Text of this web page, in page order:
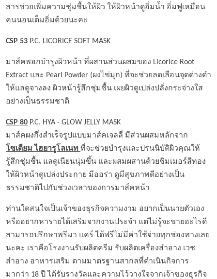
สารช่วยเพิ่มความชุ่มชื้นให้ผิว ให้ผิวหน้าดูอิ่มน้ำ อิ่มฟูเหมือน
คนนอนเต็มอิ่มด้วยนะคะ
CSP 53 P.C. LICORICE SOFT MASK
มาส์คพอกบำรุงผิวหน้า ที่ผสานส่วนผสมของ Licorice Root
Extract และ Pearl Powder (ผงไข่มุก) ที่จะช่วยลดเลือนจุดด่างดำ
ให้แลดูจางลง ผิวหน้ารู้สึกชุ่มชื้น เผยผิวดูเปล่งปลั่งกระจ่างใส
อย่างเป็นธรรมชาติ
CSP 80 P.C. HYA - GLOW JELLY MASK
มาส์คผงกึ่งสำเร็จรูปแบบมาส์คเจลลี่ มีส่วนผสมหลักจาก
โซเดียม ไฮยารูโลเนท ที่จะช่วยบำรุงและปรนนิบัติผิวคุณให้
รู้สึกชุ่มชื้น แลดูเนียนนุ่มขึ้น และผสมผสานด้วยชิมเมอร์สีทอง
ให้ผิวหน้าดูเปล่งประกาย มีออร่า ดูมีสุขภาพดีอย่างเป็น
ธรรมชาติไปกับช่วงเวลาของการมาส์คหน้า
ท่านใดสนใจเป็นเจ้าของธุรกิจความงาม อยากเป็นนายตัวเอง
หรืออยากหารายได้เสริมจากงานประจำ แต่ไม่รู้จะขายอะไรดี
สามารถปรึกษาพรีมา แคร์ ได้ฟรีไม่มีค่าใช้จ่ายทุกช่องทางเลย
นะคะ เราคือโรงงานรับผลิตครีม รับผลิตเครื่องสำอาง เวช
สำอาง อาหารเสริม ตามมาตรฐานสากลที่ดำเนินกิจการ
มากว่า 18 ปี ได้รับรางวัลและความไว้วางใจจากเจ้าของธุรกิจ